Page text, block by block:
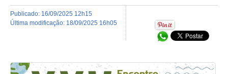
Compartilhar no
publicado: 16/09/2025 12h15
última modificação: 18/09/2025 16h05